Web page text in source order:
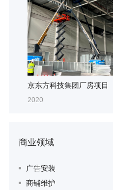
京东方科技集团厂房项目
2020
商业领域
广告安装
商铺维护